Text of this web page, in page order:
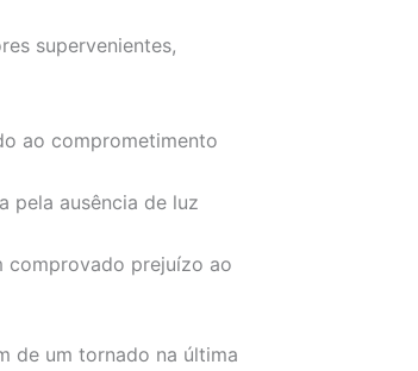
supervenientes,
ao comprometimento
pela ausência de luz
comprovado prejuízo ao
de um tornado na última